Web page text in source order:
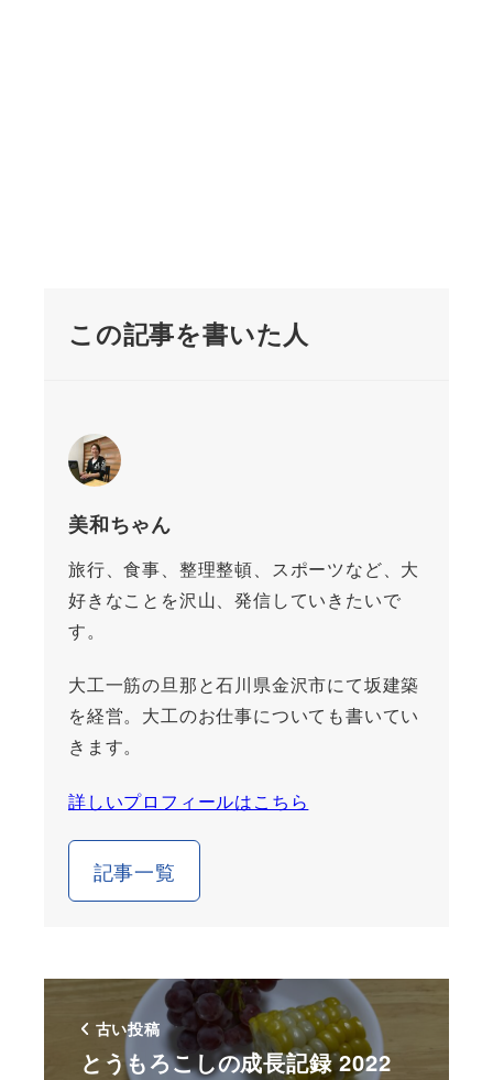
この記事を書いた人
美和ちゃん
旅行、食事、整理整頓、スポーツなど、大
好きなことを沢山、発信していきたいで
す。
大工一筋の旦那と石川県金沢市にて坂建築
を経営。大工のお仕事についても書いてい
きます。
詳しいプロフィールはこちら
記事一覧
古い投稿
とうもろこしの成長記録 2022